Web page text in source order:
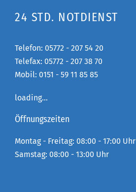
24 STD. NOTDIENST
Telefon: 05772 - 207 54 20
Telefax: 05772 - 207 38 70
Mobil: 0151 - 59 11 85 85
loading...
Öffnungszeiten
Montag - Freitag: 08:00 - 17:00 Uhr
Samstag: 08:00 - 13:00 Uhr